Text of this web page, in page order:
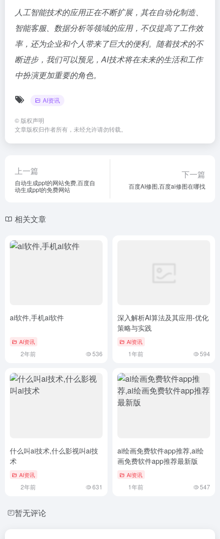
人工智能技术的应用正在不断扩展，其在自动化制造、
智能客服、数据分析等领域的应用，不仅提高了工作效
率，还为企业和个人带来了巨大的便利。随着技术的不
断进步，我们可以预见，AI技术将在未来的生活和工作
中扮演更加重要的角色。
AI资讯
© 版权声明
文章版权归作者所有，未经允许请勿转载。
上一篇
自动生成ppt的网站免费,百度自
动生成ppt的免费网站
下一篇
百度AI修图,百度ai修图在哪找
相关文章
ai软件,手机ai软件
AI资讯
2年前 536
深入解析AI算法及其应用-优化
策略与实践
AI资讯
1年前 594
什么叫ai技术,什么影视叫ai技
术
AI资讯
2年前 631
ai绘画免费软件app推荐,ai绘
画免费软件app推荐最新版
AI资讯
1年前 547
暂无评论